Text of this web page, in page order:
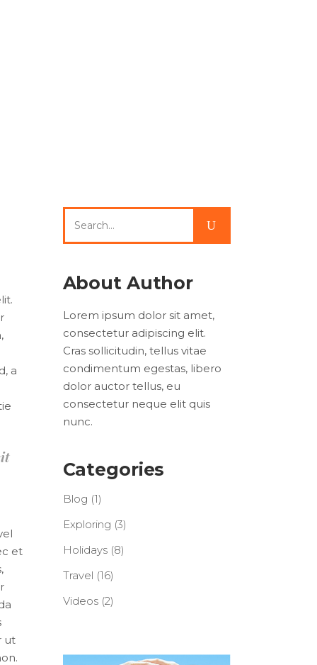
a
et
ut
for:
About Author
Lorem ipsum dolor sit amet,
consectetur adipiscing elit.
Cras sollicitudin, tellus vitae
condimentum egestas, libero
dolor auctor tellus, eu
consectetur neque elit quis
nunc.
Categories
Blog (1)
Exploring (3)
Holidays(8)
Travel (16)
Videos(2)